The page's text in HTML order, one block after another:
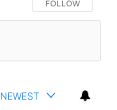
FOLLOW THIS
FOLLOW
NEWEST